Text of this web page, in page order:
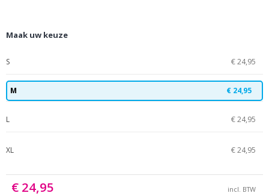
Maak uw keuze
S € 24,95
M € 24,95
L € 24,95
XL € 24,95
€ 24,95 incl. BTW